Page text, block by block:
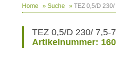
Home » Suche » TEZ 0,5/D
TEZ 0,5/D 230/ 7,5-
Artikelnummer: